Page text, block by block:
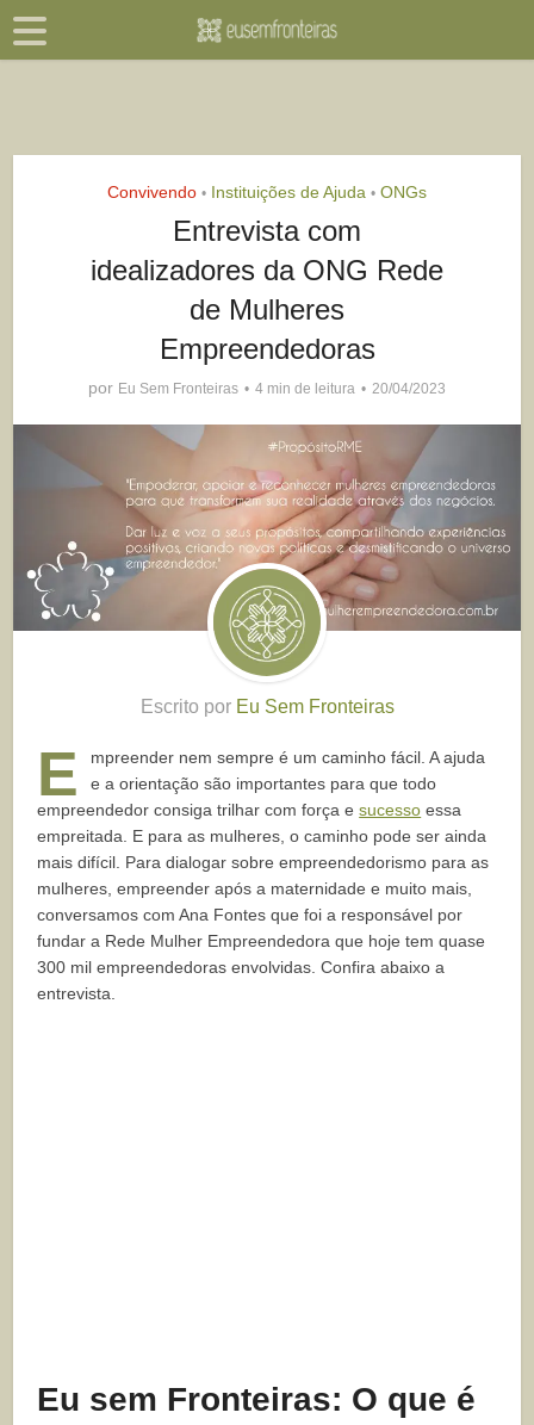
Convivendo • Instituições de Ajuda • ONGs
Entrevista com
idealizadores da ONG Rede
de Mulheres
Empreendedoras
por Eu Sem Fronteiras 4 min de leitura 20/04/2023
Escrito por Eu Sem Fronteiras
E
mpreender nem sempre é um caminho fácil. A ajuda
e a orientação são importantes para que todo
empreendedor consiga trilhar com força esucesso essa
empreitada. E para as mulheres, o caminho pode ser ainda
mais difícil. Para dialogar sobre empreendedorismo para as
mulheres, empreender após a maternidade e muito mais,
conversamos com Ana Fontes que foi a responsável por
fundar a Rede Mulher Empreendedora que hoje tem quase
300 mil empreendedoras envolvidas. Confira abaixo a
entrevista.
Eu sem Fronteiras: O que é